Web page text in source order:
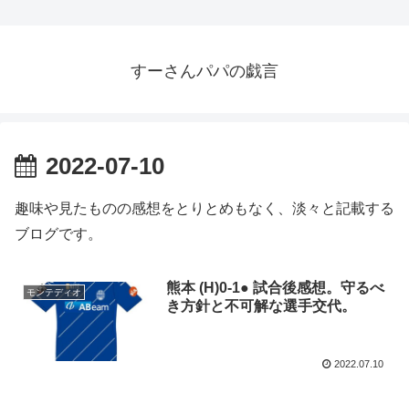
すーさんパパの戯言
2022-07-10
趣味や見たものの感想をとりとめもなく、淡々と記載する
ブログです。
モンテディオ
熊本 (H)0-1● 試合後感想。守るべ
き方針と不可解な選手交代。
2022.07.10